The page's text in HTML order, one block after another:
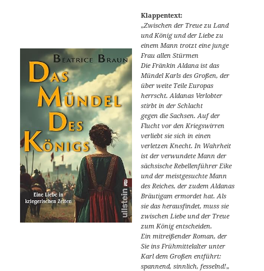
Klappentext:
„Zwischen der Treue zu Land
und König und der Liebe zu
einem Mann trotzt eine junge
Frau allen Stürmen
Die Fränkin Aldana ist das
Mündel Karls des Großen, der
über weite Teile Europas
herrscht. Aldanas Verlobter
stirbt in der Schlacht
gegen die Sachsen. Auf der
Flucht vor den Kriegswirren
verliebt sie sich in einen
verletzen Knecht. In Wahrheit
ist der verwundete Mann der
sächsische Rebellenführer Eike
und der meistgesuchte Mann
des Reiches, der zudem Aldanas
Bräutigam ermordet hat. Als
sie das herausfindet, muss sie
zwischen Liebe und der Treue
zum König entscheiden.
Ein mitreißender Roman, der
Sie ins Frühmittelalter unter
Karl dem Großen entführt:
spannend, sinnlich, fesselnd!„